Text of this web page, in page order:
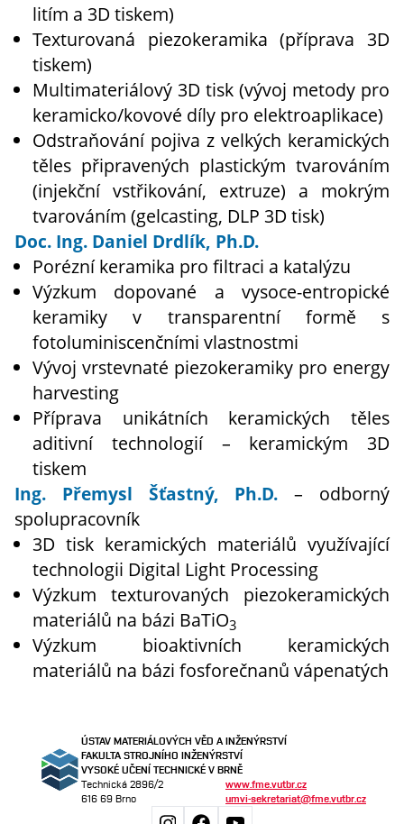
litím a 3D tiskem)
Texturovaná piezokeramika (příprava 3D
tiskem)
Multimateriálový 3D tisk (vývoj metody pro
keramicko/kovové díly pro elektroaplikace)
Odstraňování pojiva z velkých keramických
těles připravených plastickým tvarováním
(injekční vstřikování, extruze) a mokrým
tvarováním (gelcasting, DLP 3D tisk)
Doc. Ing. Daniel Drdlík, Ph.D.
Porézní keramika pro filtraci a katalýzu
Výzkum dopované a vysoce-entropické
keramiky v transparentní formě s
fotoluminiscenčními vlastnostmi
Vývoj vrstevnaté piezokeramiky pro energy
harvesting
Příprava unikátních keramických těles
aditivní technologií – keramickým 3D
tiskem
Ing. Přemysl Šťastný, Ph.D.
– odborný
spolupracovník
3D tisk keramických materiálů využívající
technologii Digital Light Processing
Výzkum texturovaných piezokeramických
materiálů na bázi BaTiO3
Výzkum bioaktivních keramických
materiálů na bázi fosforečnanů vápenatých
ÚSTAV MATERIÁLOVÝCH VĚD A INŽENÝRSTVÍ
FAKULTA STROJNÍHO INŽENÝRSTVÍ
VYSOKÉ UČENÍ TECHNICKÉ V BRNĚ
Technická 2896/2
www.fme.vutbr.cz
616 69 Brno
umvi-sekretariat@fme.vutbr.cz